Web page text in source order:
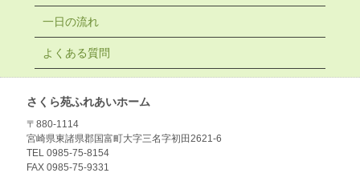
一日の流れ
よくある質問
さくら苑ふれあいホーム
〒880-1114
宮崎県東諸県郡国富町大字三名字初田2621-6
TEL 0985-75-8154
FAX 0985-75-9331